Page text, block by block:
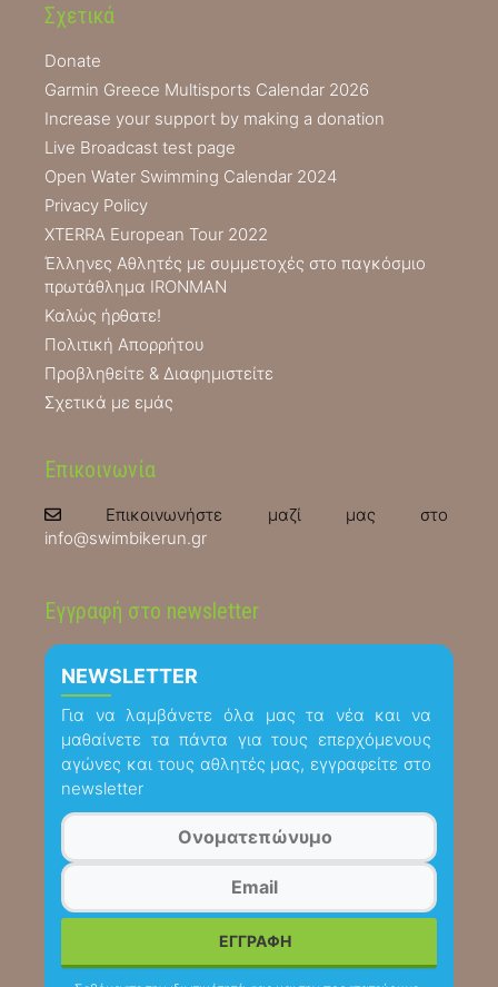
Σχετικά
Donate
Garmin Greece Multisports Calendar 2026
Increase your support by making a donation
Live Broadcast test page
Open Water Swimming Calendar 2024
Privacy Policy
XTERRA European Tour 2022
Έλληνες Αθλητές με συμμετοχές στο παγκόσμιο
πρωτάθλημα IRONMAN
Καλώς ήρθατε!
Πολιτική Απορρήτου
Προβληθείτε & Διαφημιστείτε
Σχετικά με εμάς
Επικοινωνία
Επικοινωνήστε μαζί μας στο
info@swimbikerun.gr
Εγγραφή στο newsletter
NEWSLETTER
Για να λαμβάνετε όλα μας τα νέα και να
μαθαίνετε τα πάντα για τους επερχόμενους
αγώνες και τους αθλητές μας, εγγραφείτε στο
newsletter